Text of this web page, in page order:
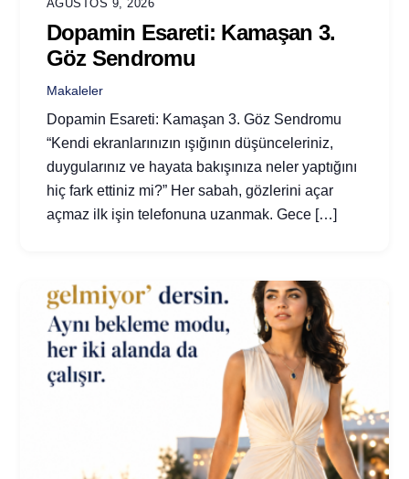
AĞUSTOS 9, 2026
Dopamin Esareti: Kamaşan 3.
Göz Sendromu
Makaleler
Dopamin Esareti: Kamaşan 3. Göz Sendromu
“Kendi ekranlarınızın ışığının düşünceleriniz,
duygularınız ve hayata bakışınıza neler yaptığını
hiç fark ettiniz mi?” Her sabah, gözlerini açar
açmaz ilk işin telefonuna uzanmak. Gece […]